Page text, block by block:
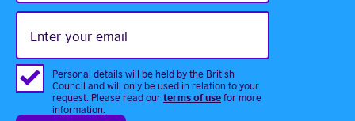
name
Enter
your
Personal details will be held by the British
Council and will only be used in relation to your
request. Please read ourterms of usefor more
information.